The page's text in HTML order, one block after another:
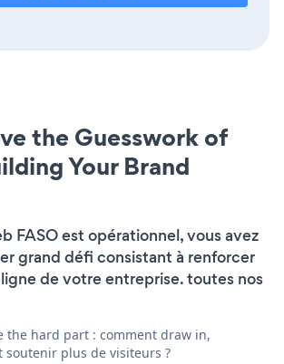
the Guesswork of
Your Brand
FASO est opérationnel, vous avez
grand défi consistant à renforcer
de votre entreprise. toutes nos
the hard part : comment draw in,
soutenir plus de visiteurs ?